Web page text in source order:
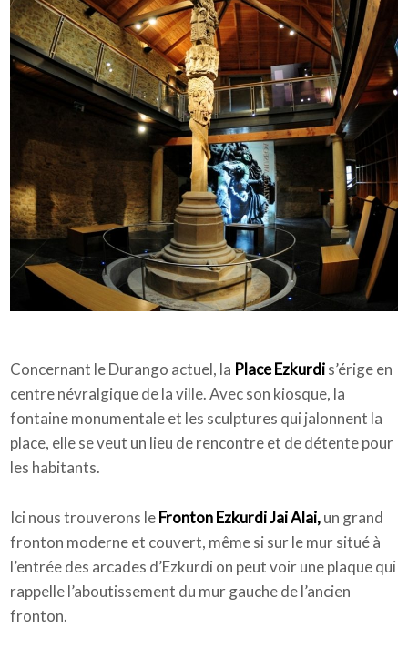
Concernant le Durango actuel, la Place Ezkurdis’érige en
centre névralgique de la ville. Avec son kiosque, la
fontaine monumentale et les sculptures qui jalonnent la
place, elle se veut un lieu de rencontre et de détente pour
les habitants.
Ici nous trouverons leFronton Ezkurdi Jai Alai,un grand
fronton moderne et couvert, même si sur le mur situé à
l’entrée des arcades d’Ezkurdi on peut voir une plaque qui
rappelle l’aboutissement du mur gauche de l’ancien
fronton.